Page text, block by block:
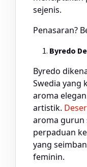
sejenis.
Penasaran?
Byredo
Byredo
Swedia yang
aroma
artistik.
aroma gurun
perpaduan
yang
feminin.